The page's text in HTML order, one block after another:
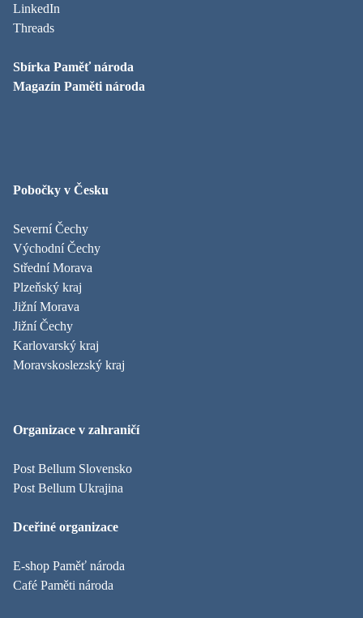
LinkedIn
Threads
Sbírka Paměť národa
Magazín Paměti národa
Pobočky v Česku
Severní Čechy
Východní Čechy
Střední Morava
Plzeňský kraj
Jižní Morava
Jižní Čechy
Karlovarský kraj
Moravskoslezský kraj
Organizace v zahraničí
Post Bellum Slovensko
Post Bellum Ukrajina
Dceřiné organizace
E-shop Paměť národa
Café Paměti národa